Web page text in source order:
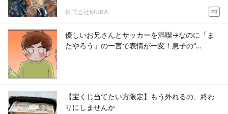
株式会社MURA PR
優しいお兄さんとサッカーを満喫→なのに「ま
たやろう」の一言で表情が一変！息子の“...
【宝くじ当てたい方限定】もう外れるの、終わ
りにしませんか